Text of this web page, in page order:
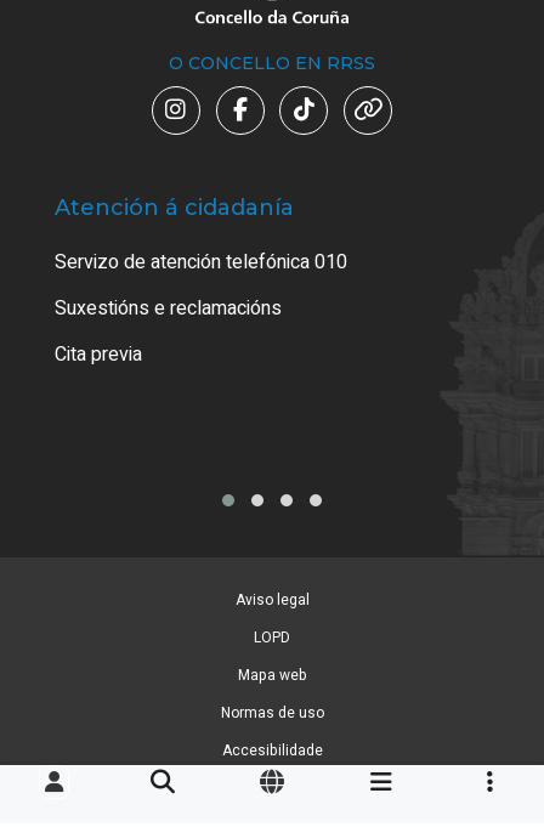
O CONCELLO EN RRSS
Atención á cidadanía
Servizo de atención telefónica 010
Suxestións e reclamacións
Cita previa
Aviso legal
LOPD
Mapa web
Normas de uso
Accesibilidade
Xestión de cookies